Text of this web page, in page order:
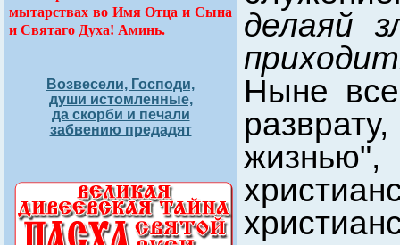
мытарствах во Имя Отца и Сына
и Святаго Духа! Аминь.
Возвесели, Господи,
души истомленные,
да скорби и печали
забвению предадят
делаяй
Ныне